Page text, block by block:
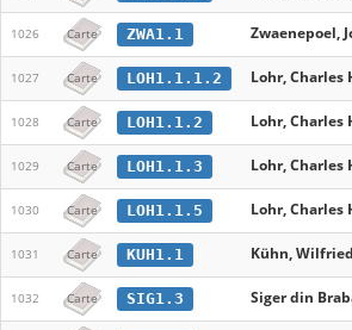
1026 Carte ZWA1.1 Zwaenepoel,
1027 Carte LOH1.1.1.2 Lohr, Charles
1028 Carte LOH1.1.2 Lohr, Charles
1029 Carte LOH1.1.3 Lohr, Charles
1030 Carte LOH1.1.5 Lohr, Charles
1031 Carte KUH1.1 Kühn, Wilfried
1032 Carte SIG1.3 Siger din